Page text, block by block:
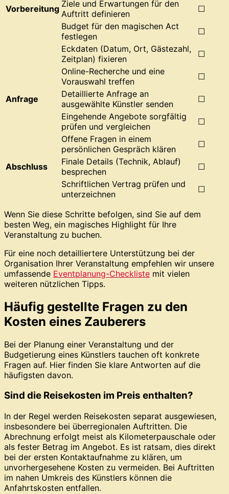
Vorbereitung Ziele und Erwartungen für den
Auftritt definieren
☐
Budget für den magischen Act
festlegen
☐
Eckdaten (Datum, Ort, Gästezahl,
Zeitplan) fixieren
☐
Online-Recherche und eine
Vorauswahl treffen
☐
Anfrage
Detaillierte Anfrage an
ausgewählte Künstler senden
☐
Eingehende Angebote sorgfältig
prüfen und vergleichen
☐
Offene Fragen in einem
persönlichen Gespräch klären
☐
Abschluss
Finale Details (Technik, Ablauf)
besprechen
☐
Schriftlichen Vertrag prüfen und
unterzeichnen
☐
Wenn Sie diese Schritte befolgen, sind Sie auf dem
besten Weg, ein magisches Highlight für Ihre
Veranstaltung zu buchen.
Für eine noch detailliertere Unterstützung bei der
Organisation Ihrer Veranstaltung empfehlen wir unsere
umfassende Eventplanung-Checkliste mit vielen
weiteren nützlichen Tipps.
Häufig gestellte Fragen zu den
Kosten eines Zauberers
Bei der Planung einer Veranstaltung und der
Budgetierung eines Künstlers tauchen oft konkrete
Fragen auf. Hier finden Sie klare Antworten auf die
häufigsten davon.
Sind die Reisekosten im Preis enthalten?
In der Regel werden Reisekosten separat ausgewiesen,
insbesondere bei überregionalen Auftritten. Die
Abrechnung erfolgt meist als Kilometerpauschale oder
als fester Betrag im Angebot. Es ist ratsam, dies direkt
bei der ersten Kontaktaufnahme zu klären, um
unvorhergesehene Kosten zu vermeiden. Bei Auftritten
im nahen Umkreis des Künstlers können die
Anfahrtskosten entfallen.